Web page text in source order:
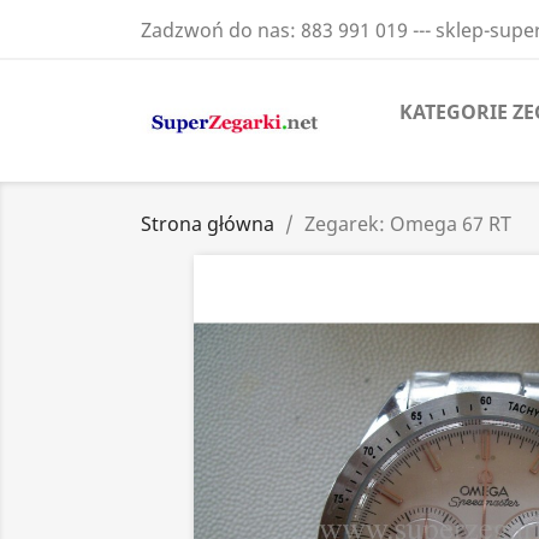
Zadzwoń do nas: 883 991 019 --- sklep-
KATEGORIE
Strona główna Zegarek: Omega 67 RT